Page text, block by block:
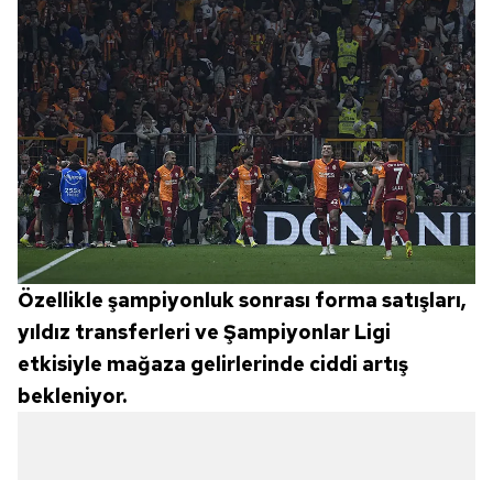
Özellikle şampiyonluk sonrası forma satışları,
yıldız transferleri ve Şampiyonlar Ligi
etkisiyle mağaza gelirlerinde ciddi artış
bekleniyor.